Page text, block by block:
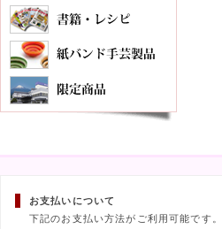
お支払いについて
下記のお支払い方法がご利用可能です。